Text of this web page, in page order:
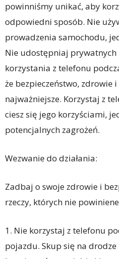
powinniśmy unikać, aby
odpowiedni sposób. Nie
prowadzenia samochodu,
Nie udostępniaj
korzystania z telefonu
że bezpieczeństwo, zdrowie
najważniejsze. Korzystaj z
ciesz się jego korzyściami,
potencjalnych zagrożeń.
Wezwanie do działania:
Zadbaj o swoje zdrowie i
rzeczy, których nie
1. Nie korzystaj z telefonu
pojazdu. Skup się na drodze